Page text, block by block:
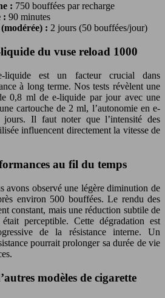
: 750 bouffées par recharge
: 90 minutes
: 2 jours (50 bouffées/jour)
du vuse reload 1000
liquide est un facteur crucial dans
à long terme. Nos tests révèlent une
0,8 ml de e-liquide par jour avec une
cartouche de 2 ml, l’autonomie en e-
jours. Il faut noter que l’intensité des
influencent directement la vitesse de
au fil du temps
avons observé une légère diminution de
environ 500 bouffées. Le rendu des
constant, mais une réduction subtile de
perceptible. Cette dégradation est
de la résistance interne. Un
pourrait prolonger sa durée de vie
modèles de cigarette